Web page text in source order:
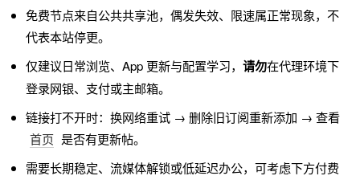
免费节点来自公共共享池，偶发失效、限速属正常现象，不
代表本站停更。
仅建议日常浏览、App 更新与配置学习， 请勿在代理环境下
登录网银、支付或主邮箱。
链接打不开时：换网络重试 → 删除旧订阅重新添加 → 查看
首页 是否有更新帖。
需要长期稳定、流媒体解锁或低延迟办公，可考虑下方付费